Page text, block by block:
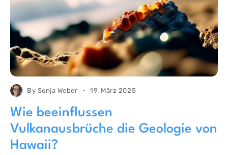
By Sonja Weber 19. März 2025
Wie beeinflussen
Vulkanausbrüche die Geologie von
Hawaii?